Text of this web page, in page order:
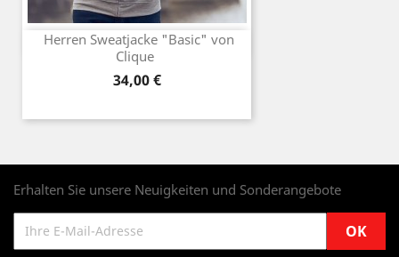
Herren Sweatjacke "Basic" von
Clique
Preis
34,00 €
Erhalten Sie unsere Neuigkeiten und Sonderangebote